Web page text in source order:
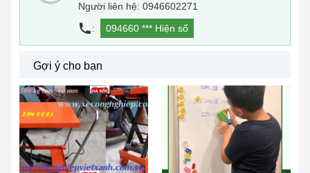
Người liên hệ: 0946602271
:
094660 *** Hiện số
Gợi ý cho bạn